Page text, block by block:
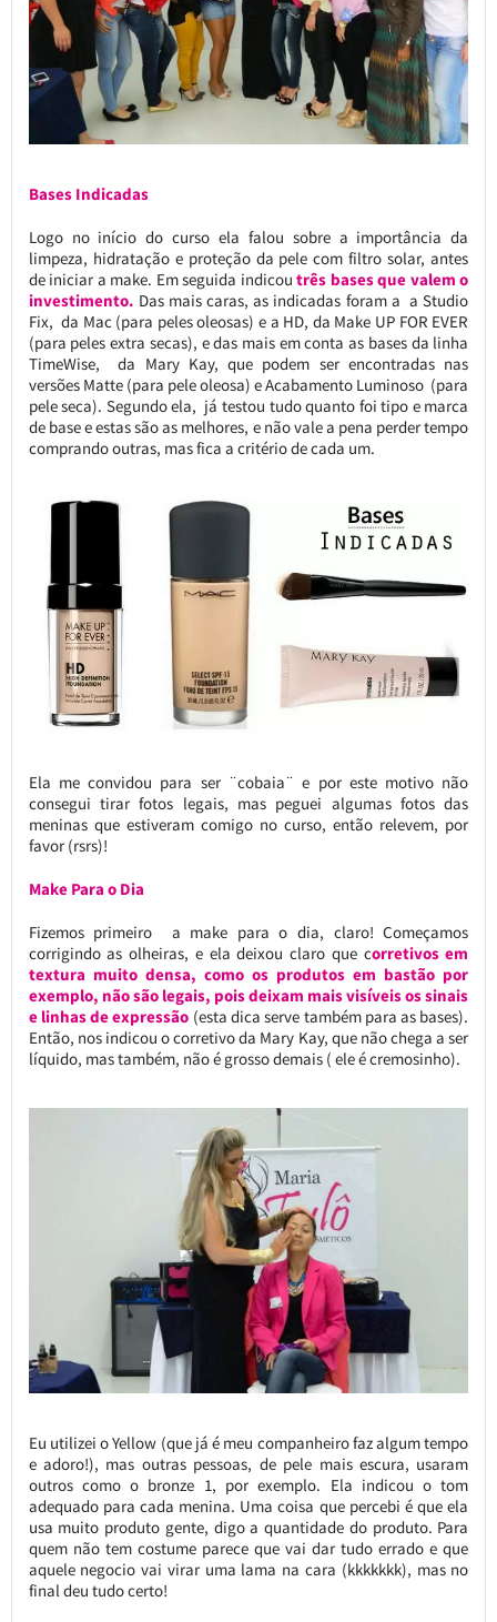
Bases Indicadas
Logo no início do curso ela falou sobre a importância da
limpeza, hidratação e proteção da pele com filtro solar, antes
de iniciar a make. Em seguida indicou três bases que valem o
investimento. Das mais caras, as indicadas foram a a Studio
Fix, da Mac (para peles oleosas) e a HD, da Make UP FOR EVER
(para peles extra secas), e das mais em conta as bases da linha
TimeWise, da Mary Kay, que podem ser encontradas nas
versões Matte (para pele oleosa) e Acabamento Luminoso (para
pele seca). Segundo ela, já testou tudo quanto foi tipo e marca
de base e estas são as melhores, e não vale a pena perder tempo
comprando outras, mas fica a critério de cada um.
Ela me convidou para ser ¨cobaia¨ e por este motivo não
consegui tirar fotos legais, mas peguei algumas fotos das
meninas que estiveram comigo no curso, então relevem, por
favor (rsrs)!
Make Para o Dia
Fizemos primeiro a make para o dia, claro! Começamos
corrigindo as olheiras, e ela deixou claro que corretivos em
textura muito densa, como os produtos em bastão por
exemplo, não são legais, pois deixam mais visíveis os sinais
e linhas de expressão (esta dica serve também para as bases).
Então, nos indicou o corretivo da Mary Kay, que não chega a ser
líquido, mas também, não é grosso demais ( ele é cremosinho).
Eu utilizei o Yellow (que já é meu companheiro faz algum tempo
e adoro!), mas outras pessoas, de pele mais escura, usaram
outros como o bronze 1, por exemplo. Ela indicou o tom
adequado para cada menina. Uma coisa que percebi é que ela
usa muito produto gente, digo a quantidade do produto. Para
quem não tem costume parece que vai dar tudo errado e que
aquele negocio vai virar uma lama na cara (kkkkkkk), mas no
final deu tudo certo!